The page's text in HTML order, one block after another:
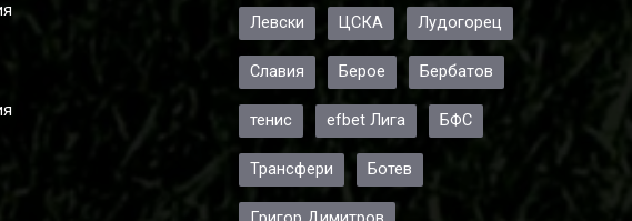
Левски ЦСКА Лудогорец
Славия Берое Бербатов
тенис efbet Лига БФС
Трансфери Ботев